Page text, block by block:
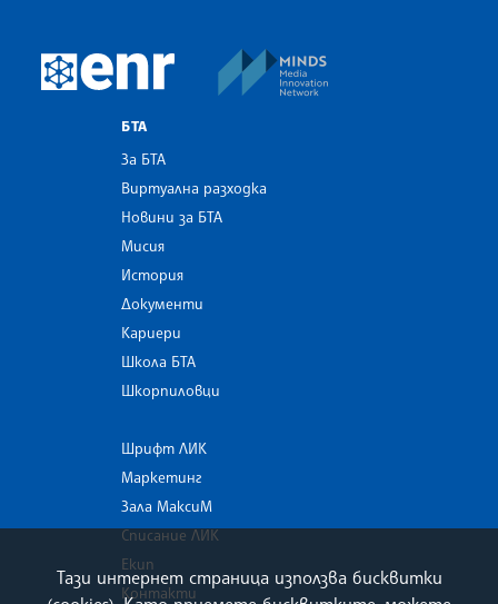
European Newsroom
БТА
За БТА
Виртуална разходка
Новини за БТА
Мисия
История
Документи
Кариери
Школа БТА
Шкорпиловци
Шрифт ЛИК
Маркетинг
Зала МаксиМ
Списание ЛИК
Екип
Контакти
Тази интернет страница използва бисквитки